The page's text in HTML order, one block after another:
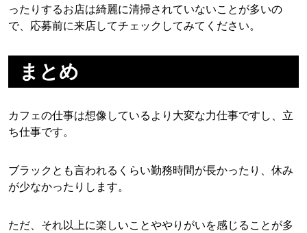
ったりするお店は綺麗に清掃されていないことが多いの
で、応募前に来店してチェックしてみてください。
まとめ
カフェの仕事は想像しているより大変な力仕事ですし、立
ち仕事です。
ブラックとも言われるくらい勤務時間が長かったり、休み
が少なかったりします。
ただ、それ以上に楽しいことややりがいを感じることが多